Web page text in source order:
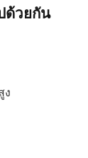
ด้วยกัน
ง